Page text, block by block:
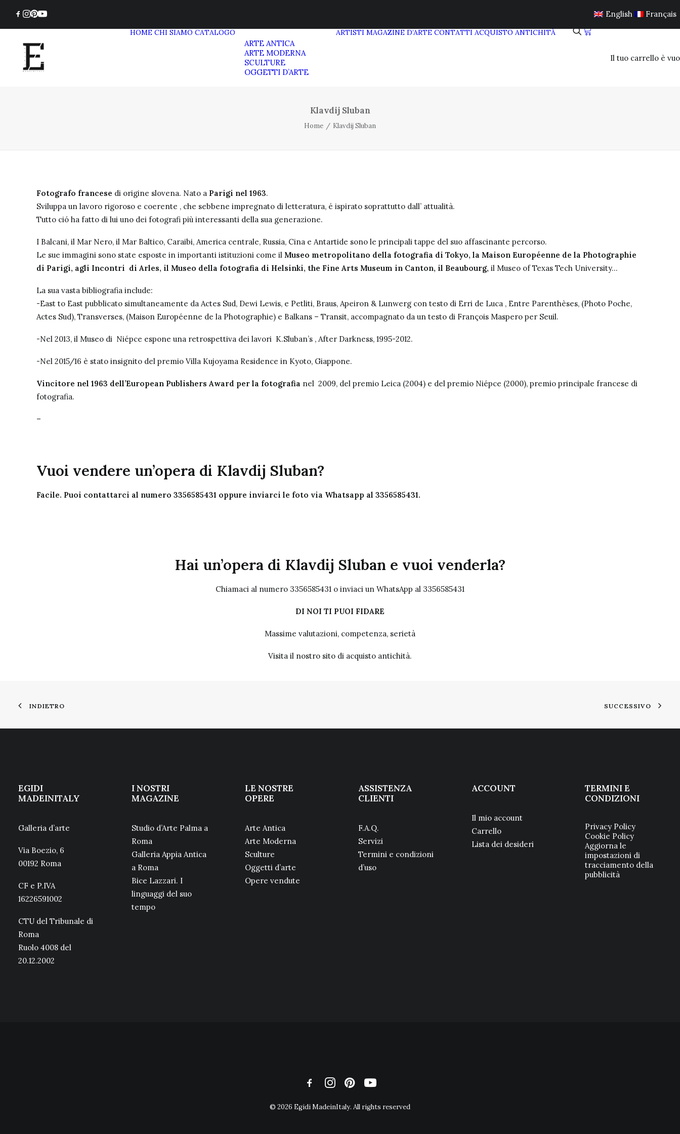
English Français
HOME CHI SIAMO CATALOGO
ARTE ANTICA
ARTE MODERNA
SCULTURE
OGGETTI D’ARTE
ARTISTI MAGAZINE D’ARTE CONTATTI ACQUISTO ANTICHITÀ
Il tuo carrello è
Klavdij Sluban
Home Klavdij Sluban
Fotografo francese di origine slovena. Nato a Parigi nel 1963.
Sviluppa un lavoro rigoroso e coerente , che sebbene impregnato di letteratura, é ispirato soprattutto dall’ attualità.
Tutto ció ha fatto di lui uno dei fotografi più interessanti della sua generazione.
I Balcani, il Mar Nero, il Mar Baltico, Caraibi, America centrale, Russia, Cina e Antartide sono le principali tappe del suo affascinante percorso.
Le sue immagini sono state esposte in importanti istituzioni come il Museo metropolitano della fotografia di Tokyo, la Maison Européenne de la Photographie
di Parigi, agli Incontri di Arles, il Museo della fotografia di Helsinki, the Fine Arts Museum in Canton, il Beaubourg, il Museo of Texas Tech University…
La sua vasta bibliografia include:
-East to East pubblicato simultaneamente da Actes Sud, Dewi Lewis, e Petliti, Braus, Apeiron & Lunwerg con testo di Erri de Luca , Entre Parenthèses, (Photo Poche,
Actes Sud), Transverses, (Maison Européenne de la Photographie) e Balkans – Transit, accompagnato da un testo di François Maspero per Seuil.
-Nel 2013, il Museo di Niépce espone una retrospettiva dei lavori K.Sluban’s , After Darkness, 1995-2012.
-Nel 2015/16 è stato insignito del premio Villa Kujoyama Residence in Kyoto, Giappone.
Vincitore nel 1963 dell’European Publishers Award per la fotografia nel 2009, del premio Leica (2004) e del premio Niépce (2000), premio principale francese di
fotografia.
–
Vuoi vendere un’opera di Klavdij Sluban?
Facile. Puoi contattarci al numero 3356585431 oppure inviarci le foto via Whatsapp al 3356585431.
Hai un’opera di Klavdij Sluban e vuoi venderla?
Chiamaci al numero 3356585431 o inviaci un WhatsApp al 3356585431
DI NOI TI PUOI FIDARE
Massime valutazioni, competenza, serietà
Visita il nostro sito di acquisto antichità.
INDIETRO SUCCESSIVO
EGIDI
MADEINITALY
Galleria d’arte
Via Boezio, 6
00192 Roma
CF e P.IVA
16226591002
CTU del Tribunale di
Roma
Ruolo 4008 del
20.12.2002
I NOSTRI
MAGAZINE
Studio d’Arte Palma a
Roma
Galleria Appia Antica
a Roma
Bice Lazzari. I
linguaggi del suo
tempo
LE NOSTRE
OPERE
Arte Antica
Arte Moderna
Sculture
Oggetti d’arte
Opere vendute
ASSISTENZA
CLIENTI
F.A.Q.
Servizi
Termini e condizioni
d’uso
ACCOUNT
Il mio account
Carrello
Lista dei desideri
TERMINI E
CONDIZIONI
Privacy Policy
Cookie Policy
Aggiorna le
impostazioni di
tracciamento della
pubblicità
© 2026 Egidi MadeinItaly. All rights reserved